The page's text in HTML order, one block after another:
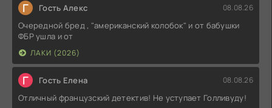
Г Гость Алекс 08.08.26
Очередной бред , "американский колобок" и от бабушки
ФБР ушла и от
ЛАКИ (2026)
Г Гость Елена 08.08.26
Отличный французский детектив! Не уступает Голливуду!